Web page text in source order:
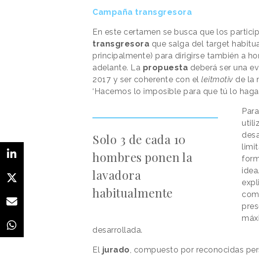
Campaña transgresora
En este certamen se busca que los
transgresora que salga del target
principalmente) para dirigirse también a
adelante. La propuesta deberá ser una
2017 y ser coherente con el leitmotiv de la
‘Hacemos lo imposible para que tú lo
Solo 3 de cada 10
hombres ponen la
lavadora
habitualmente
Para
desarrollada.
El jurado , compuesto por reconocidas